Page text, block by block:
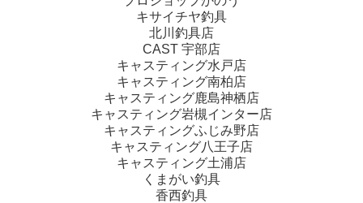
キサイチヤ釣具
北川釣具店
CAST 宇部店
キャスティング水戸店
キャスティング南柏店
キャスティング鹿島神栖店
キャスティング岩槻インター店
キャスティングふじみ野店
キャスティング八王子店
キャスティング土浦店
くまがい釣具
香西釣具